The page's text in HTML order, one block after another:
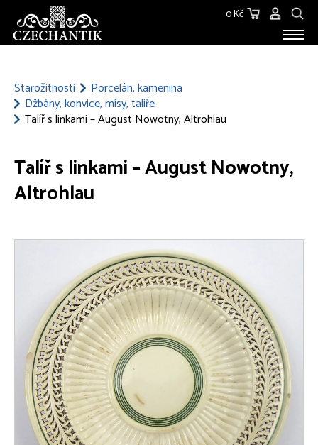
0 Kč
Starožitnosti
Porcelán, kamenina
Džbány, konvice, mísy, talíře
Talíř s linkami – August Nowotny, Altrohlau
Talíř s linkami – August Nowotny,
Altrohlau